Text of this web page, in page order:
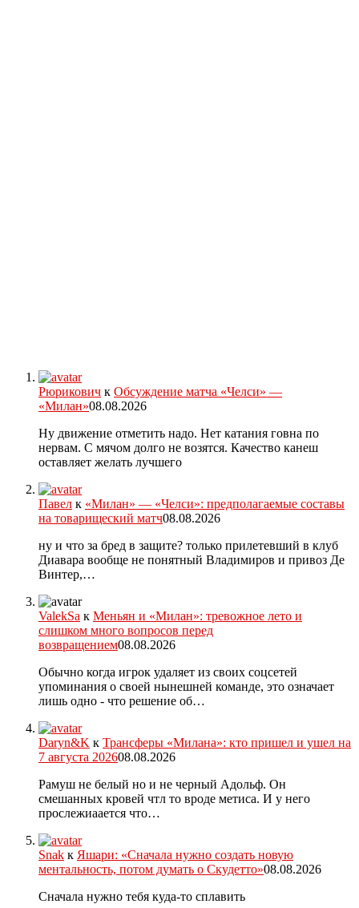
Рюрикович к Обсуждение матча «Челси» —
«Милан»08.08.2026
Ну движение отметить надо. Нет катания говна по
нервам. С мячом долго не возятся. Качество канеш
оставляет желать лучшего
Павел к «Милан» — «Челси»: предполагаемые составы
на товарищеский матч08.08.2026
ну и что за бред в защите? только прилетевший в клуб
Диавара вообще не понятный Владимиров и привоз Де
Винтер,…
ValekSa к Меньян и «Милан»: тревожное лето и
слишком много вопросов перед
возвращением08.08.2026
Обычно когда игрок удаляет из своих соцсетей
упоминания о своей нынешней команде, это означает
лишь одно - что решение об…
Daryn&K к Трансферы «Милана»: кто пришел и ушел на
7 августа 202608.08.2026
Рамуш не белый но и не черный Адольф. Он
смешанных кровей чтл то вроде метиса. И у него
прослежиаается что…
Snak к Яшари: «Сначала нужно создать новую
ментальность, потом думать о Скудетто»08.08.2026
Сначала нужно тебя куда-то сплавить